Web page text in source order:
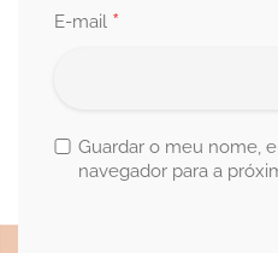
E-mail *
Guardar o meu nome,
navegador para a